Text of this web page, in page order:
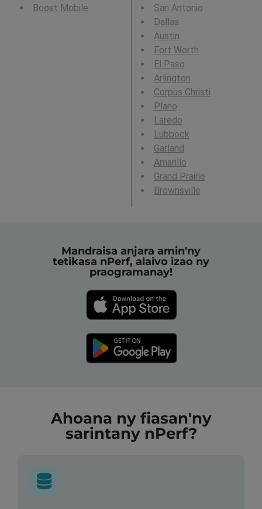
Boost Mobile
San Antonio
Dallas
Austin
Fort Worth
El Paso
Arlington
Corpus Christi
Plano
Laredo
Lubbock
Garland
Amarillo
Grand Prairie
Brownsville
Mandraisa anjara amin'ny
tetikasa nPerf, alaivo izao ny
praogramanay!
Ahoana ny fiasan'ny
sarintany nPerf?